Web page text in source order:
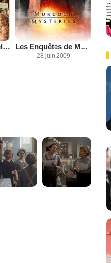
L'histoire personnelle de David Copperfield Les Enquêtes de Murdoch
28 juin 2009